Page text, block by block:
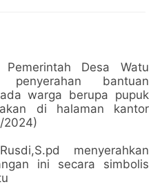
Desa Watu
penyerahan bantuan
warga berupa pupuk
di halaman kantor
2024)
menyerahkan
ini secara simbolis